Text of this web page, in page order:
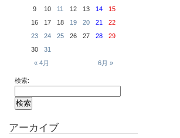
« 4月 6月 »
9
10 11 12 13 14
15
16
17 18 19 20 21
22
23
24 25 26 27 28
29
30
31
検索:
アーカイブ